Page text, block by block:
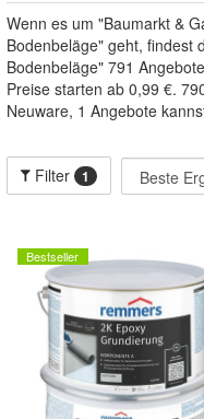
Wenn es um "Baumarkt &
Bodenbeläge" geht, findest
Bodenbeläge" 791
Preise starten ab 0,99 €.
Neuware, 1 Angebote
Filter 1
Bestseller